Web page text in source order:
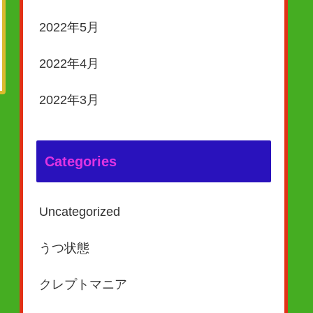
2022年5月
2022年4月
2022年3月
Categories
Uncategorized
うつ状態
クレプトマニア